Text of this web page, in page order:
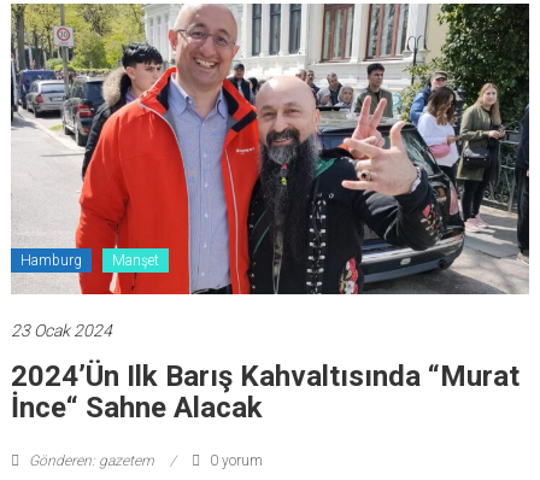
Hamburg Manşet
23 Ocak 2024
2024’ün Ilk Barış Kahvaltısında “Murat
İnce“ Sahne Alacak
Gönderen: gazetem 0 yorum